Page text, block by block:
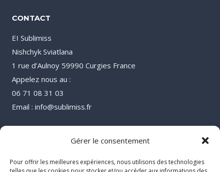
Gérer le consentement
Pour offrir les meilleures expériences, nous utilisons des technologies
CONTACT
EI Sublimiss
Nishchyk Sviatlana
1 rue d’Aulnoy 59990 Curgies France
Appelez nous au :
06 71 08 31 03
Email : info@sublimiss.fr